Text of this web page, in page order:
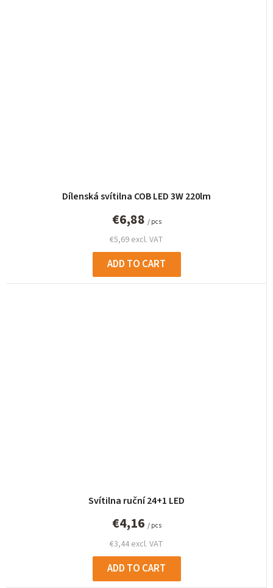
Dílenská svítilna COB LED 3W 220lm
€5,69 excl. VAT
€6,88 / pcs
ADD TO CART
Svítilna ruční 24+1 LED
€3,44 excl. VAT
€4,16 / pcs
ADD TO CART